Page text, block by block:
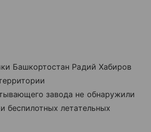
Башкортостан Радий Хабиров
завода не обнаружили
беспилотных летательных